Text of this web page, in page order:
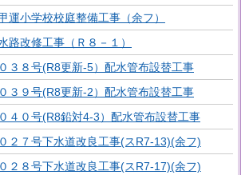
運小学校校庭整備工事（余フ）
路改修工事（Ｒ８－１）
３８号(R8更新-5）配水管布設替工事
３９号(R8更新-2）配水管布設替工事
４０号(R8鉛対4-3）配水管布設替工事
２７号下水道改良工事(スR7-13)(余フ)
２８号下水道改良工事(スR7-17)(余フ)